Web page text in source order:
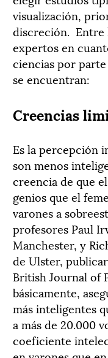
visualización,
discreción. Entre
expertos en
ciencias por
se encuentran:
Creencias
Es la percepción
son menos
creencia de que
genios que el
varones a
profesores Paul
Manchester, y
de Ulster,
British Journal of
básicamente,
más inteligentes
a más de 20.000
coeficiente